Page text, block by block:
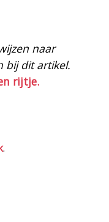
naar
bij dit artikel.
rijtje.
.